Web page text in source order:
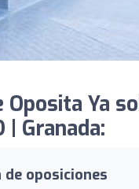
Ya
Granada:
oposiciones